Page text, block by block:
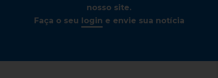
nosso site.
Faça o seu
login e envie sua notícia